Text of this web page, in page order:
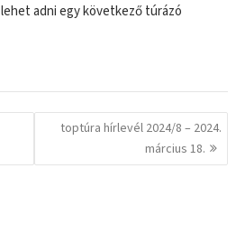
adni egy következő túrázó
toptúra hírlevél 2024/8 – 2024.
március 18.